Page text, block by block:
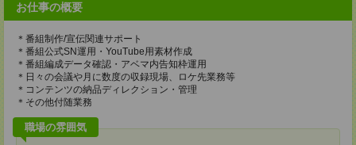
お仕事の概要
＊番組制作/宣伝関連サポート
＊番組公式SN運用・YouTube用素材作成
＊番組編成データ確認・アベマ内告知枠運用
＊日々の会議や月に数度の収録現場、ロケ先業務等
＊コンテンツの納品ディレクション・管理
＊その他付随業務
職場の雰囲気